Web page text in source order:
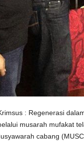
: Regenerasi
musarah mufakat
cabang